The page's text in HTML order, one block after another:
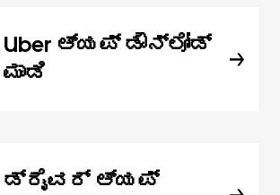
Uber ಆ್ಯಪ್‍ ಡೌನ್‌ಲೋಡ್
ಮಾಡಿ
ಡ್ರೈವರ್ ಆ್ಯಪ್